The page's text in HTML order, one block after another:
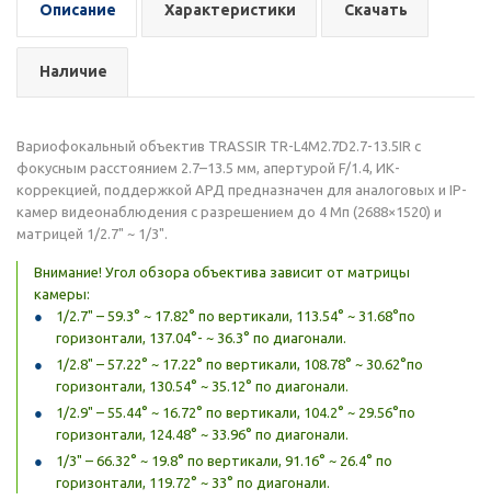
Описание Характеристики Скачать
Наличие
Вариофокальный объектив TRASSIR TR-L4M2.7D2.7-13.5IR с
фокусным расстоянием 2.7–13.5 мм, апертурой F/1.4, ИК-
коррекцией, поддержкой АРД предназначен для аналоговых и IP-
камер видеонаблюдения с разрешением до 4 Мп (2688×1520) и
матрицей 1/2.7" ~ 1/3".
Внимание! Угол обзора объектива зависит от матрицы
камеры:
1/2.7" – 59.3° ~ 17.82° по вертикали, 113.54° ~ 31.68°по
горизонтали, 137.04°- ~ 36.3° по диагонали.
1/2.8" – 57.22° ~ 17.22° по вертикали, 108.78° ~ 30.62°по
горизонтали, 130.54° ~ 35.12° по диагонали.
1/2.9" – 55.44° ~ 16.72° по вертикали, 104.2° ~ 29.56°по
горизонтали, 124.48° ~ 33.96° по диагонали.
1/3" – 66.32° ~ 19.8° по вертикали, 91.16° ~ 26.4° по
горизонтали, 119.72° ~ 33° по диагонали.